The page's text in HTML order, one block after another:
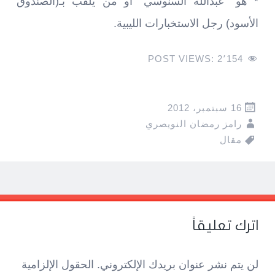
الأسود) رجل الاستخبارات الليبية.
POST VIEWS: 2٬154
16 سبتمبر، 2012
رامز رمضان النويصري
مقال
Post
navigation
←
→
اترك تعليقاً
لن يتم نشر عنوان بريدك الإلكتروني. الحقول الإلزامية